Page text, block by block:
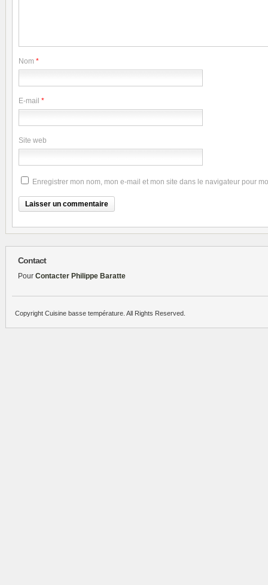
Nom *
E-mail *
Site web
Enregistrer mon nom, mon e-mail et mon site dans le navigateur pour
Contact
Pour Contacter Philippe Baratte
Copyright Cuisine basse température. All Rights Reserved.